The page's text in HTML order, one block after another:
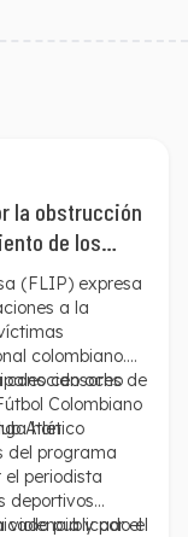
la obstrucción
de los
(FLIP) expresa
a la
colombiano.
conocido ocho
Colombiano
han
censores de
Atlético
del programa
el periodista
deportivos
publicado el
violencia y por el